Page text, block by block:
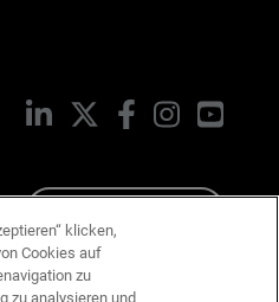
LinkedIn FacebookInstagram
klicken,
Cookies auf
zu
zu analysieren und